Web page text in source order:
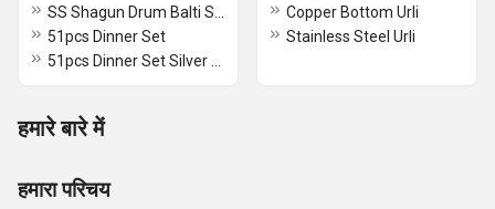
51pcs Dinner Set
Copper Bottom Urli
Stainless Steel Urli
हमारे बारे में
हमारा परिचय